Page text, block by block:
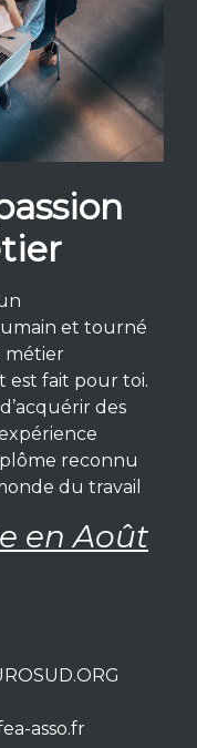
et tourné
métier
est fait pour toi.
des
reconnu
du travail
en Août
asso.fr